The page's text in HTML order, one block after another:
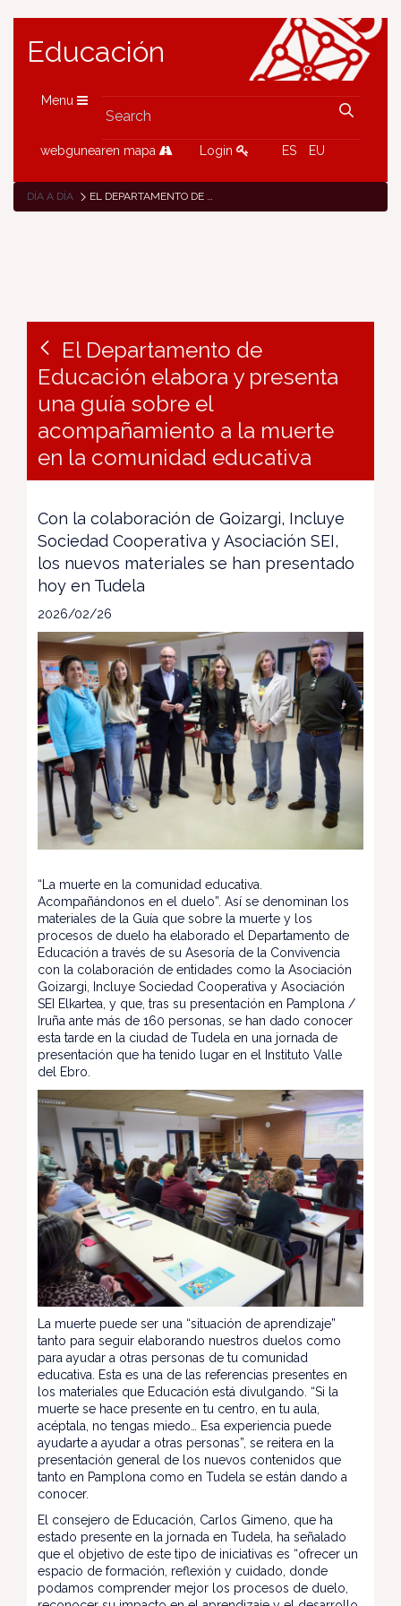
Educación
Menu
webgunearen mapa Login ES EU
DÍA A DÍA EL DEPARTAMENTO DE EDUCACIÓN ELABORA Y PRESENTA UNA GUÍA SOBRE EL ACOMPAÑAMIENTO A LA MUERTE EN LA COMUNIDAD EDUCATIVA
El Departamento de
Educación elabora y presenta
una guía sobre el
acompañamiento a la muerte
en la comunidad educativa
Con la colaboración de Goizargi, Incluye
Sociedad Cooperativa y Asociación SEI,
los nuevos materiales se han presentado
hoy en Tudela
2026/02/26
“La muerte en la comunidad educativa.
Acompañándonos en el duelo”. Así se denominan los
materiales de la Guía que sobre la muerte y los
procesos de duelo ha elaborado el Departamento de
Educación a través de su Asesoría de la Convivencia
con la colaboración de entidades como la Asociación
Goizargi, Incluye Sociedad Cooperativa y Asociación
SEI Elkartea, y que, tras su presentación en Pamplona /
Iruña ante más de 160 personas, se han dado conocer
esta tarde en la ciudad de Tudela en una jornada de
presentación que ha tenido lugar en el Instituto Valle
del Ebro.
La muerte puede ser una “situación de aprendizaje”
tanto para seguir elaborando nuestros duelos como
para ayudar a otras personas de tu comunidad
educativa. Esta es una de las referencias presentes en
los materiales que Educación está divulgando. “Si la
muerte se hace presente en tu centro, en tu aula,
acéptala, no tengas miedo… Esa experiencia puede
ayudarte a ayudar a otras personas”, se reitera en la
presentación general de los nuevos contenidos que
tanto en Pamplona como en Tudela se están dando a
conocer.
El consejero de Educación, Carlos Gimeno, que ha
estado presente en la jornada en Tudela, ha señalado
que el objetivo de este tipo de iniciativas es “ofrecer un
espacio de formación, reflexión y cuidado, donde
podamos comprender mejor los procesos de duelo,